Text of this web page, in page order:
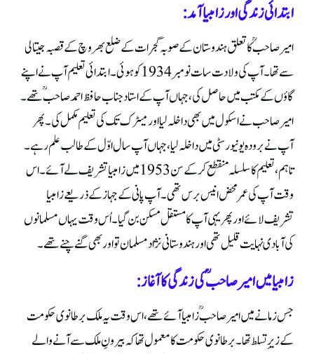
ابتدائی زندگی اور زامبیا آمد:
امیر صاحبؒ کا تعلق ہندوستان کے صوبہ گجرات کے ضلع بھروچ کے قصبہ جیتالی
سے تھا۔ آپ کی ولادت سات نومبر 1934 کو ہوئی۔ ابتدائی تعلیم آپ نے اپنے
گاؤں کے مکتب میں حاصل کی، جہاں آپ کے استاد جناب حافظ احمد صاحبؒ تھے۔
امیر صاحب نے اسکول میں بھی داخلہ لیا اور میٹرک تک کی تعلیم مکمل کی۔ پھر
آپ نے برودہ یونیورسٹی میں داخلہ لیا، جہاں آپ سال اوّل کے طالب علم رہے۔
تاہم، تعلیم کا سلسلہ منقطع کر کے سن 1953 میں زامبیا تشریف لے آئے۔ اس
وقت آپ کی عمر محض انیس برس تھی۔ آپ پانی کے جہاز کے ذریعے زامبیا
تشریف لائے اور پھر یہی آپ کا مستقل مسکن بن گیا۔ اُس وقت یہاں مسلمانوں
کی آبادی نہایت قلیل تھی اور ہندوستانی نژاد مسلمان تو اور بھی گنے چنے تھے۔
زامبیا میں امیر صاحبؒ کی زندگی کاآغاز:
جس زمانے میں امیر صاحبؒ زامبیاآئے تھے، اس وقت یہ ملک برطانوی حکومت
کے زیرِ تسلط تھا۔ برطانوی حکومت کا معمول تھا کہ بیرونِ ملک سے آنے والے